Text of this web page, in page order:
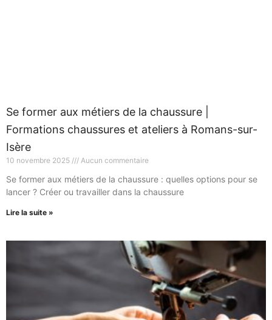
Se former aux métiers de la chaussure |
Formations chaussures et ateliers à Romans-sur-
Isère
10 novembre 2025 Aucun commentaire
Se former aux métiers de la chaussure : quelles options pour se
lancer ? Créer ou travailler dans la chaussure
Lire la suite »